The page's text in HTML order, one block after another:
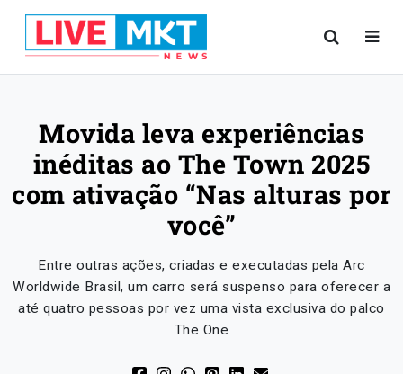
Movida leva experiências
inéditas ao The Town 2025
com ativação “Nas alturas por
você”
Entre outras ações, criadas e executadas pela Arc
Worldwide Brasil, um carro será suspenso para oferecer a
até quatro pessoas por vez uma vista exclusiva do palco
The One